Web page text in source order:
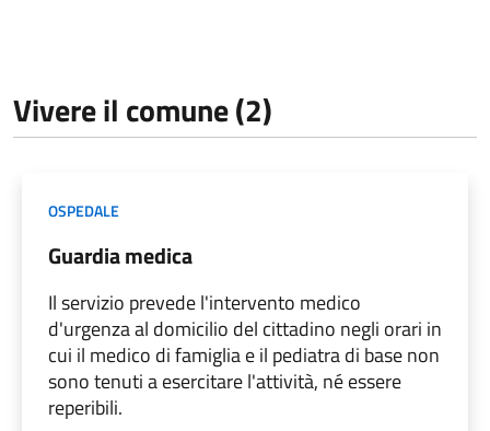
Vivere il comune (2)
OSPEDALE
Guardia medica
Il servizio prevede l'intervento medico
d'urgenza al domicilio del cittadino negli orari in
cui il medico di famiglia e il pediatra di base non
sono tenuti a esercitare l'attività, né essere
reperibili.